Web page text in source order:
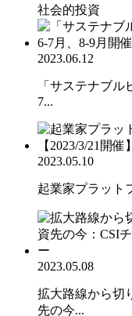
社会的投資
2023.06.12
「サステナブ
7...
2023.05.10
起業家プラット
2023.05.08
拡大路線から切
先の今...